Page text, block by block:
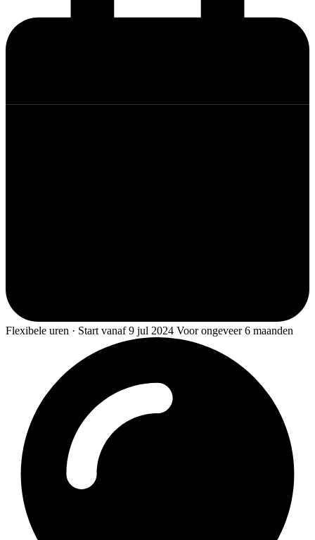
Flexibele uren · Start vanaf 9 jul 2024 Voor ongeveer 6 maanden